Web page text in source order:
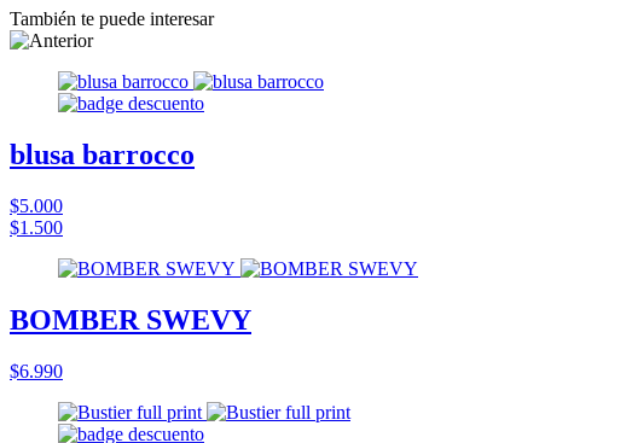
También te puede interesar
blusa barrocco
$5.000
$1.500
BOMBER SWEVY
$6.990